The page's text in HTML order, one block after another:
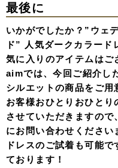
最後に
いかがでしたか？”ウェ
ド” 人気ダークカラー
気に入りのアイテムはご
aimでは、今回ご紹介し
シルエットの商品をご用
お客様おひとりおひと
させていただきますの
にお問い合わせください
ドレスのご試着も可能
ております！